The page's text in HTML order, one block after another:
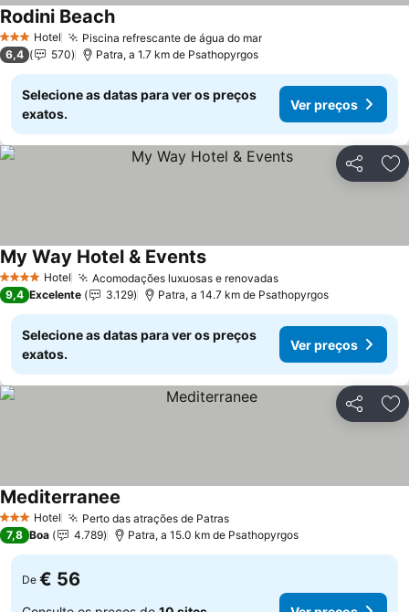
3 EstrelasHotel Piscina refrescante de água do marVer preços
Rodini BeachVer preços
6,4 570 Patra, a 1.7 km de Psathopyrgos
Selecione as datas para ver os preços
exatos.
Ver preços
Partilhar
4 EstrelasHotel Acomodações luxuosas e renovadasVer preços
My Way Hotel & EventsVer preços
9,4 Excelente 3.129 Patra, a 14.7 km de Psathopyrgos
Selecione as datas para ver os preços
exatos.
Ver preços
Partilhar
3 EstrelasHotel Perto das atrações de PatrasVer preços
Mediterranee
7,8 Boa 4.789 Patra, a 15.0 km de Psathopyrgos
De € 56